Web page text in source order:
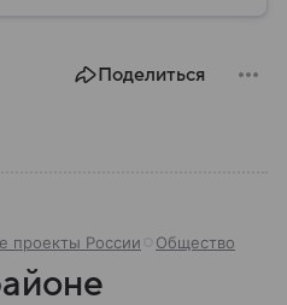
Поделиться
проекты России Общество